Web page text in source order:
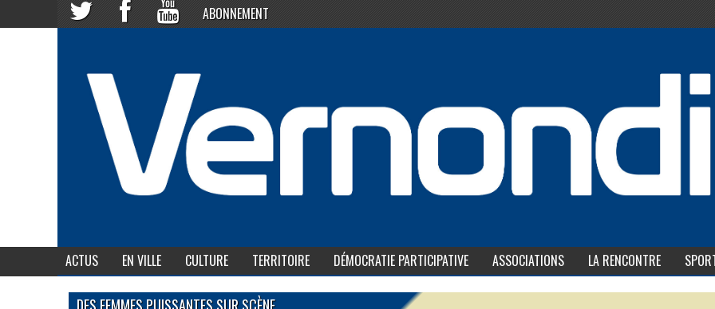
ABONNEMENT
ACTUS EN VILLE CULTURE TERRITOIRE DÉMOCRATIE PARTICIPATIVE ASSOCIATIONS LA RENCONTRE
DES FEMMES PUISSANTES SUR SCÈNE